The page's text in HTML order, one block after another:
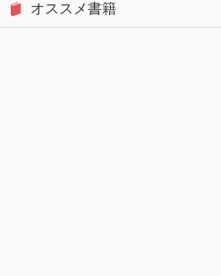
オススメ書籍